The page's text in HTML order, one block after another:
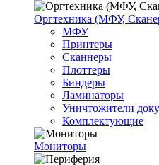
Оргтехника (МФУ,
МФУ
Принтеры
Сканнеры
Плоттеры
Биндеры
Ламинаторы
Уничтожители
Комплектующие
Мониторы